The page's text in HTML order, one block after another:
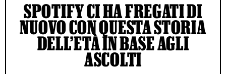
SPOTIFY CI HA FREGATI DI
NUOVO CON QUESTA STORIA
DELL’ETÀ IN BASE AGLI
ASCOLTI